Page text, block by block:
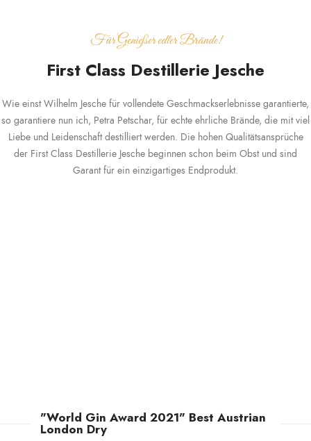
Für Genießer edler Brände!
First Class Destillerie Jesche
Wie einst Wilhelm Jesche für vollendete Geschmackserlebnisse garantierte,
so garantiere nun ich, Petra Petschar, für echte ehrliche Brände, die mit viel
Liebe und Leidenschaft destilliert werden. Die hohen Qualitätsansprüche
der First Class Destillerie Jesche beginnen schon beim Obst und sind
Garant für ein einzigartiges Endprodukt.
"World Gin Award 2021" Best Austrian
London Dry